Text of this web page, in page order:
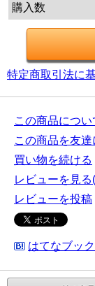
購入数
特定商取引法に
この商品につ
この商品を友達
買い物を続ける
レビューを見る
レビューを投稿
はてなブッ